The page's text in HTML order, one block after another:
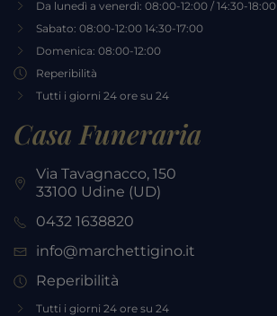
Da lunedì a venerdì: 08:00-12:00 / 14:30-18:00
Sabato: 08:00-12:00 14:30-17:00
Domenica: 08:00-12:00
Reperibilità
Tutti i giorni 24 ore su 24
Casa Funeraria
Via Tavagnacco, 150
33100 Udine (UD)
0432 1638820
info@marchettigino.it
Reperibilità
Tutti i giorni 24 ore su 24